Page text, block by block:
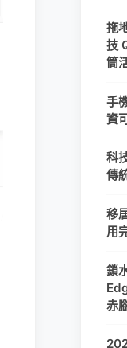
拖
技
筒
手
資
科
傳
移
用
鎖
赤